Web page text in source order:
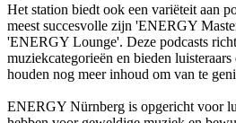
Het station biedt ook een variëteit aan
meest succesvolle zijn 'ENERGY
'ENERGY Lounge'. Deze podcasts
muziekcategorieën en bieden
houden nog meer inhoud om van te
ENERGY Nürnberg is opgericht voor